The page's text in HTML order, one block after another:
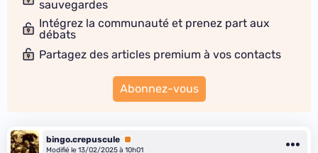
sauvegardes
Intégrez la communauté et prenez part aux
débats
Partagez des articles premium à vos contacts
Abonnez-vous
bingo.crepuscule Premium
Modifié le 13/02/2025 à 10h01